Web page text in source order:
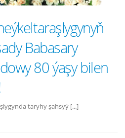
Babasary
80 ýaşy bilen
­tar­y­hy şah­sy­ý [...]